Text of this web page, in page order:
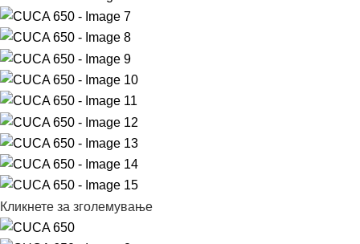
Кликнете за зголемување